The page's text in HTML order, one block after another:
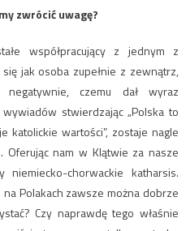
zwrócić uwagę?
współpracujący z jednym z
jak osoba zupełnie z zewnątrz,
czemu dał wyraz
stwierdzając „Polska to
wartości”, zostaje nagle
Oferując nam w Klątwie za nasze
niemiecko-chorwackie katharsis.
Polakach zawsze można dobrze
Czy naprawdę tego właśnie